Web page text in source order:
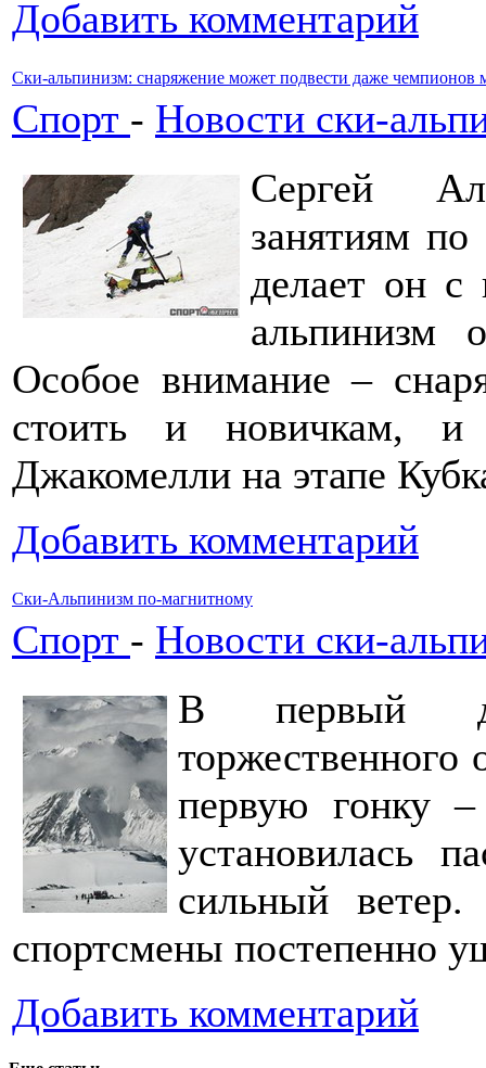
Добавить комментарий
Ски-альпинизм: снаряжение может подвести даже чемпионов
Спорт - Новости ски-
Сергей
занятиям
делает он с
альпинизм
Особое внимание –
стоить и новичкам,
Джакомелли на этапе
Добавить комментарий
Ски-Альпинизм по-магнитному
Спорт - Новости ски-
В первый
торжественного
первую гонку
установилась
сильный
спортсмены постепенно
Добавить комментарий